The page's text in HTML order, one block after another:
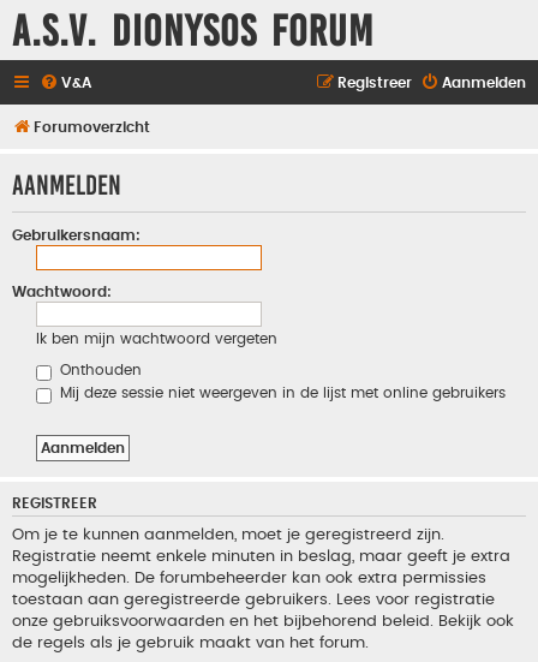
A.S.V. Dionysos Forum
V&A Aanmelden
Registreer
Forumoverzicht
Aanmelden
Gebruikersnaam:
Wachtwoord:
Ik ben mijn wachtwoord vergeten
Onthouden
Mij deze sessie niet weergeven in de lijst met online gebruikers
REGISTREER
Om je te kunnen aanmelden, moet je geregistreerd zijn.
Registratie neemt enkele minuten in beslag, maar geeft je extra
mogelijkheden. De forumbeheerder kan ook extra permissies
toestaan aan geregistreerde gebruikers. Lees voor registratie
onze gebruiksvoorwaarden en het bijbehorend beleid. Bekijk ook
de regels als je gebruik maakt van het forum.